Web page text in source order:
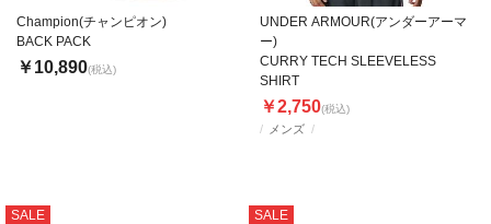
Champion(チャンピオン)
BACK PACK
￥10,890(税込)
メンズ
UNDER ARMOUR(アンダーアーマ
ー)
CURRY TECH SLEEVELESS
SHIRT
￥2,750(税込)
SALE SALE